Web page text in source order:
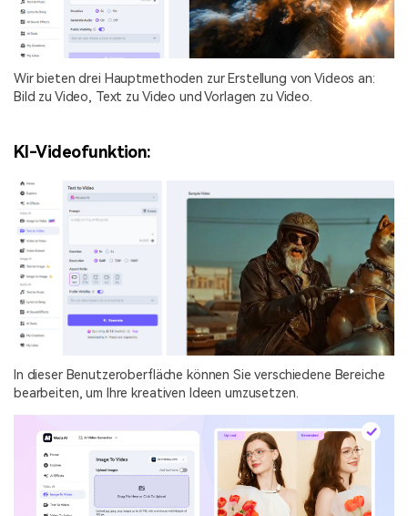
Wir bieten drei Hauptmethoden zur Erstellung von Videos an:
Bild zu Video, Text zu Video und Vorlagen zu Video.
KI-Videofunktion:
In dieser Benutzeroberfläche können Sie verschiedene Bereiche
bearbeiten, um Ihre kreativen Ideen umzusetzen.